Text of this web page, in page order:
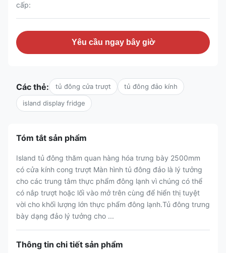
cấp:
Yêu cầu ngay bây giờ
Các thẻ: tủ đông cửa trượt tủ đông đảo kính
island display fridge
Tóm tắt sản phẩm
Island tủ đông thăm quan hàng hóa trưng bày 2500mm
có cửa kính cong trượt Màn hình tủ đông đảo là lý tưởng
cho các trung tâm thực phẩm đông lạnh vì chúng có thể
có nắp trượt hoặc lối vào mở trên cùng để hiển thị tuyệt
vời cho khối lượng lớn thực phẩm đông lạnh.Tủ đông trưng
bày dạng đảo lý tưởng cho ...
Thông tin chi tiết sản phẩm